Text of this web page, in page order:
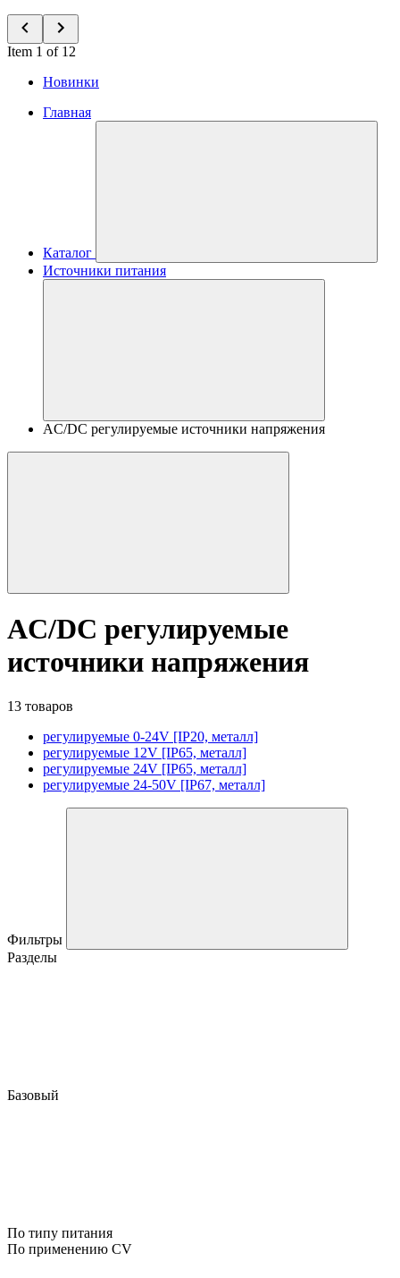
Item 1 of 12
Новинки
Главная
Каталог
Источники питания
AC/DC регулируемые источники напряжения
AC/DC регулируемые
источники напряжения
13 товаров
регулируемые 0-24V [IP20, металл]
регулируемые 12V [IP65, металл]
регулируемые 24V [IP65, металл]
регулируемые 24-50V [IP67, металл]
Фильтры
Разделы
Базовый
По типу питания
По применению CV